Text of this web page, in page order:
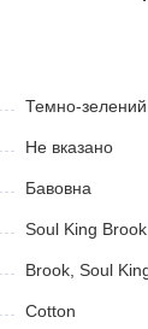
Темно-зелений
Не вказано
Бавовна
Soul King
Brook, Soul
Cotton